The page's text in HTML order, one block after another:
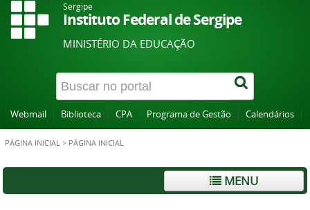
Sergipe
Instituto Federal de Sergipe
MINISTÉRIO DA EDUCAÇÃO
Webmail Biblioteca CPA Programa de Gestão Calendários
PÁGINA INICIAL > PÁGINA INICIAL
MENU